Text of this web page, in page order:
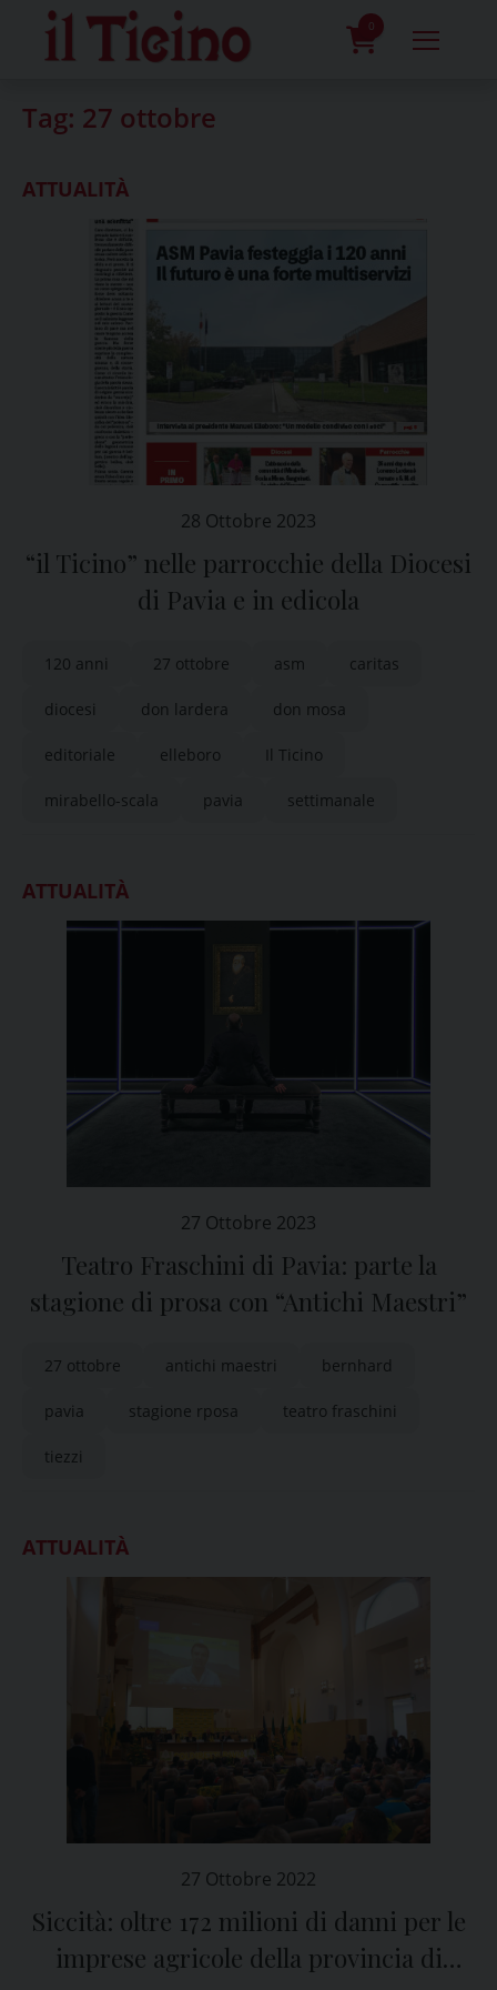
content
0
Tag: 27 ottobre
ATTUALITÀ
28 Ottobre 2023
“il Ticino” nelle parrocchie della Diocesi
di Pavia e in edicola
120 anni 27 ottobre asm caritas
diocesi don lardera don mosa
editoriale elleboro Il Ticino
mirabello-scala pavia settimanale
ATTUALITÀ
27 Ottobre 2023
Teatro Fraschini di Pavia: parte la
stagione di prosa con “Antichi Maestri”
27 ottobre antichi maestri bernhard
pavia stagione rposa teatro fraschini
tiezzi
ATTUALITÀ
27 Ottobre 2022
Siccità: oltre 172 milioni di danni per le
imprese agricole della provincia di